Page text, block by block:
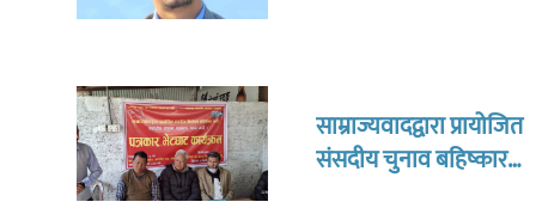
साम्राज्यवादद्वारा प्रायोजित
संसदीय चुनाव बहिष्कार